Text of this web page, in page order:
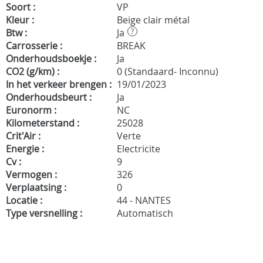
Soort :
VP
Kleur :
Beige clair métal
Btw :
Ja ?
Carrosserie :
BREAK
Onderhoudsboekje :
Ja
CO2 (g/km) :
0 (Standaard- Inconnu)
In het verkeer brengen : 19/01/2023
Onderhoudsbeurt :
Ja
Euronorm :
NC
Kilometerstand :
25028
Crit'Air :
Verte
Energie :
Electricite
Cv :
9
Vermogen :
326
Verplaatsing :
0
Locatie :
44 - NANTES
Type versnelling :
Automatisch